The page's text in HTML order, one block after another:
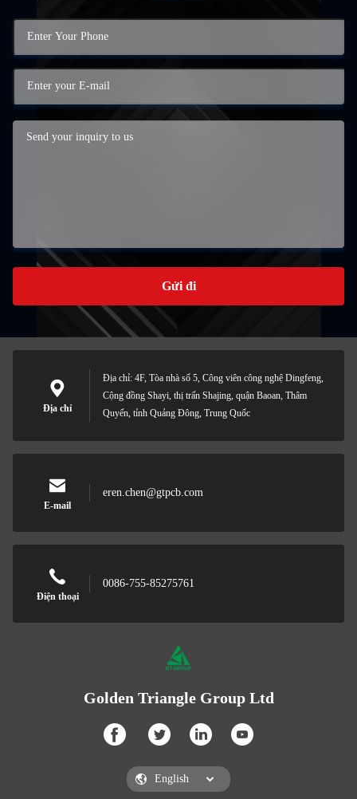
Gửi đi
Địa chỉ
Địa chỉ: 4F, Tòa nhà số 5, Công viên công nghệ Dingfeng,
Cộng đồng Shayi, thị trấn Shajing, quận Baoan, Thâm
Quyến, tỉnh Quảng Đông, Trung Quốc
E-mail
eren.chen@gtpcb.com
Điện thoại
0086-755-85275761
Golden Triangle Group Ltd